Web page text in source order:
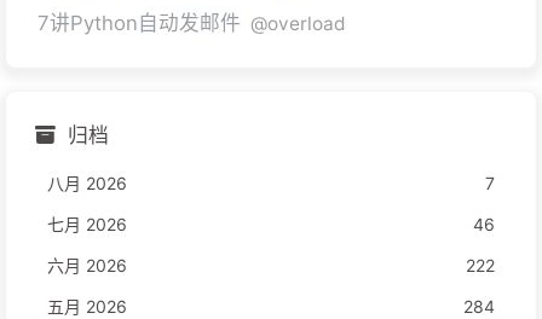
7讲Python自动发邮件 @overload
归档
八月 2026
7
七月 2026
46
六月 2026
222
五月 2026
284